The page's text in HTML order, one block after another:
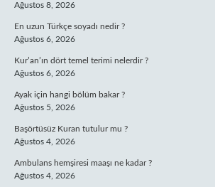
Ağustos 8, 2026
En uzun Türkçe soyadı nedir ?
Ağustos 6, 2026
Kur’an’ın dört temel terimi nelerdir ?
Ağustos 6, 2026
Ayak için hangi bölüm bakar ?
Ağustos 5, 2026
Başörtüsüz Kuran tutulur mu ?
Ağustos 4, 2026
Ambulans hemşiresi maaşı ne kadar ?
Ağustos 4, 2026